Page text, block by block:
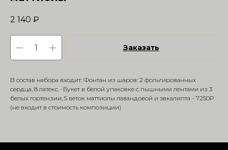
2 140 ₽
Заказать
В состав набора входит: Фонтан из шаров: 2 фольгированных
сердца, 8 латекс. -Букет в белой упаковке с пышными лентами из 3
белых гортензии, 5 веток маттиолы лавандовой и эвкалипта - 7250Р
(не входит в стоимость композиции)